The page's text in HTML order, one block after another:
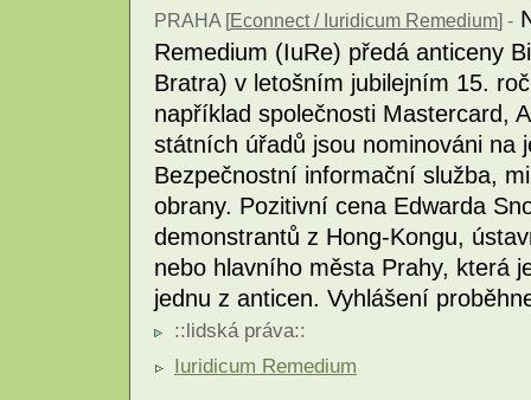
PRAHA [ Econnect / Iuridicum Remedium ] -
Remedium (IuRe) předá anticeny
Bratra) v letošním jubilejním 15.
například společnosti Mastercard,
státních úřadů jsou nominováni na
Bezpečnostní informační služba,
obrany. Pozitivní cena Edwarda
demonstrantů z Hong-Kongu,
nebo hlavního města Prahy, která
jednu z anticen. Vyhlášení
:: lidská práva::
Iuridicum Remedium